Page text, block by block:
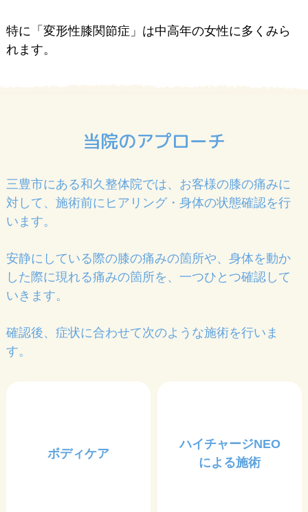
特に「変形性膝関節症」は中高年の女性に多くみら
れます。
当院のアプローチ
三豊市にある和久整体院では、お客様の膝の痛みに
対して、施術前にヒアリング・身体の状態確認を行
います。
安静にしている際の膝の痛みの箇所や、身体を動か
した際に現れる痛みの箇所を、一つひとつ確認して
いきます。
確認後、症状に合わせて次のような施術を行いま
す。
ボディケア
ハイチャージNEO
による施術